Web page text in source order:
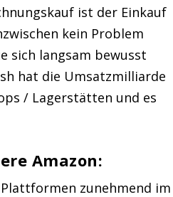
ist der Einkauf
kein Problem
sich langsam bewusst
hat die Umsatzmilliarde
/ Lagerstätten und es
Amazon:
zunehmend im